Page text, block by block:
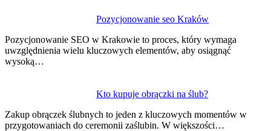
Pozycjonowanie seo Kraków
Pozycjonowanie SEO w Krakowie to proces, który wymaga
uwzględnienia wielu kluczowych elementów, aby osiągnąć
wysoką…
Kto kupuje obrączki na ślub?
Zakup obrączek ślubnych to jeden z kluczowych momentów w
przygotowaniach do ceremonii zaślubin. W większości…